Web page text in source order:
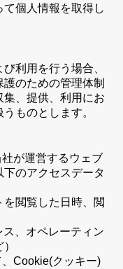
個人情報を取得し
利用を行う場合、
のための管理体制
集、提供、利用にお
ものとします。
が運営するウェブ
のアクセスデータ
閲覧した日時、閲
、オペレーティン
Cookie(クッキー)